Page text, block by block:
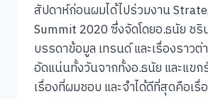
สัปดาห์ก่อนผมได้ไปร่วมงาน
Summit 2020 ซึ่งจัดโดยอ.ธนัย ช
บรรดาข้อมูล เทรนด์ และเรื่องราวต่
อัดแน่นทั้งวันจากทั้งอ.ธนัย และแข
เรื่องที่ผมชอบ และจำได้ดีที่สุดคือเ